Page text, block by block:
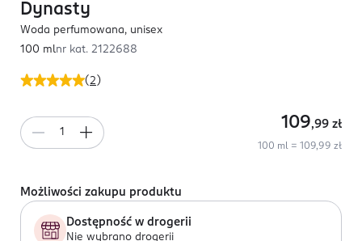
(2 )
Dynasty
Woda perfumowana, unisex
100 mlnr kat. 2122688
109,99 zł
100 ml = 109,99 zł
Możliwości zakupu produktu
Dostępność w drogerii
Nie wybrano drogerii